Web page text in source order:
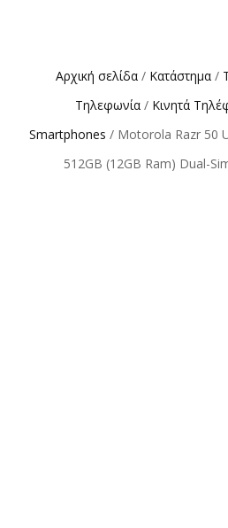
Αρχική σελίδα/ Κατάστημα/
Τηλεφωνία / Κινητά
Smartphones / Motorola Razr 50
512GB (12GB Ram) Dual-